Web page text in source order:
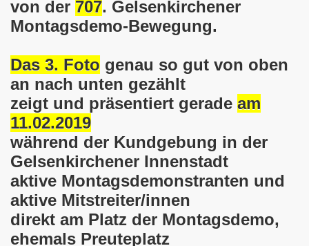
von der 707. Gelsenkirchener
Montagsdemo-Bewegung.
Das 3. Foto genau so gut von oben
an nach unten gezählt
zeigt und präsentiert gerade am
11.02.2019
während der Kundgebung in der
Gelsenkirchener Innenstadt
aktive Montagsdemonstranten und
aktive Mitstreiter/innen
direkt am Platz der Montagsdemo,
ehemals Preuteplatz
21 Jahre Gelsenkirchener Montagsdemo-
Bewegung hier bei uns in der Gelsenkirchener
Gelsenkirchener(innen) spenden 523,20 Euro
Montagsdemo-Bewegung am 12.05.2025 am Platz der
Montagsdemo-Bewegung am 14.04.2025 auf dem
Bewegung am 10.03.2025 am Platz der
am 03.02.2025 gegen Rechts in